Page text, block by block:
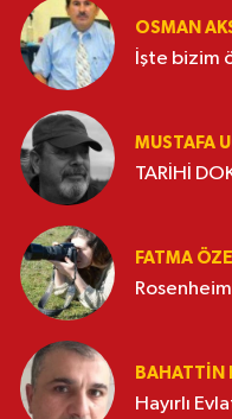
OSMAN
İşte bizim
MUSTAFA
TARİHİ
FATMA
BAHATTIN
Hayırlı